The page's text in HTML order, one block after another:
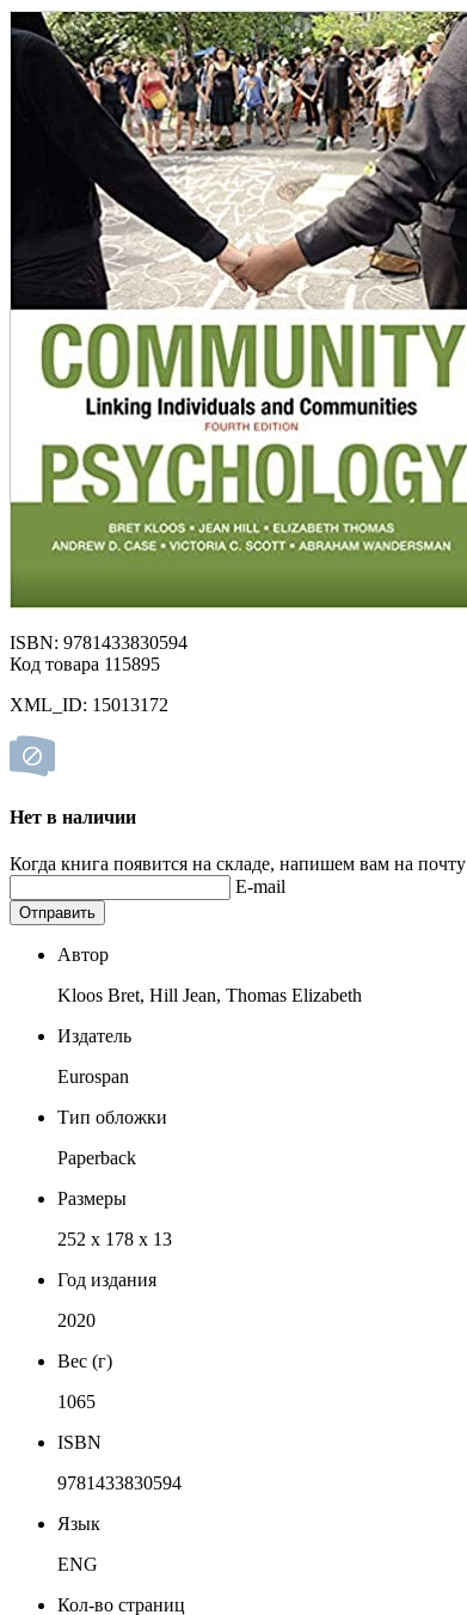
ISBN: 9781433830594
Код товара 115895
XML_ID: 15013172
Нет в наличии
Когда книга появится на складе, напишем вам на почту
E-mail
Отправить
Автор
Kloos Bret, Hill Jean, Thomas Elizabeth
Издатель
Eurospan
Тип обложки
Paperback
Размеры
252 x 178 x 13
Год издания
2020
Вес (г)
1065
ISBN
9781433830594
Язык
ENG
Кол-во страниц